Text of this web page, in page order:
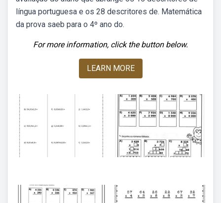
língua portuguesa e os 28 descritores de. Matemática
da prova saeb para o 4º ano do.
For more information, click the button below.
LEARN MORE